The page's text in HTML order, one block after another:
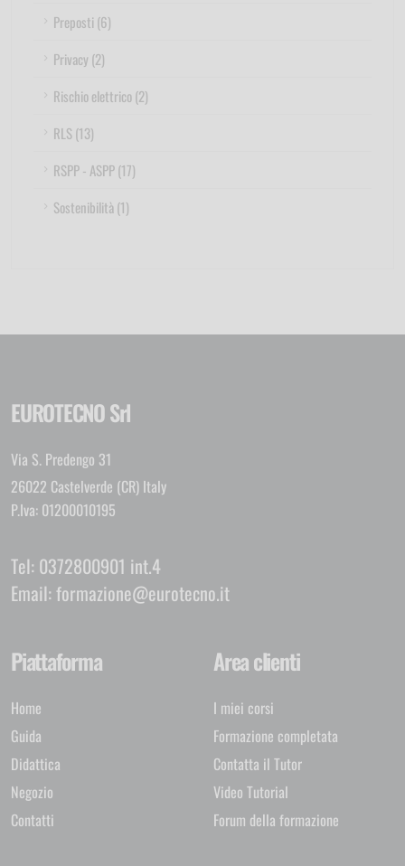
Preposti (6)
Privacy (2)
Rischio elettrico (2)
RLS (13)
RSPP - ASPP (17)
Sostenibilità (1)
EUROTECNO Srl
Via S. Predengo 31
26022 Castelverde (CR) Italy
P.Iva: 01200010195
Tel: 0372800901 int.4
Email: formazione@eurotecno.it
Piattaforma
Home
Guida
Didattica
Negozio
Contatti
Area clienti
I miei corsi
Formazione completata
Contatta il Tutor
Video Tutorial
Forum della formazione